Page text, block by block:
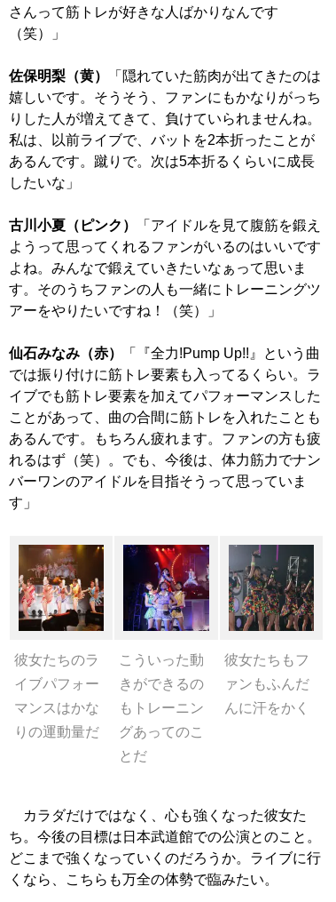
さんって筋トレが好きな人ばかりなんです
（笑）」
佐保明梨（黄）
「隠れていた筋肉が出てきたのは
嬉しいです。そうそう、ファンにもかなりがっち
りした人が増えてきて、負けていられませんね。
私は、以前ライブで、バットを2本折ったことが
あるんです。蹴りで。次は5本折るくらいに成長
したいな」
古川小夏（ピンク）
「アイドルを見て腹筋を鍛え
ようって思ってくれるファンがいるのはいいです
よね。みんなで鍛えていきたいなぁって思いま
す。そのうちファンの人も一緒にトレーニングツ
アーをやりたいですね！（笑）」
仙石みなみ（赤）
「『全力!Pump Up!!』という曲
では振り付けに筋トレ要素も入ってるくらい。ラ
イブでも筋トレ要素を加えてパフォーマンスした
ことがあって、曲の合間に筋トレを入れたことも
あるんです。もちろん疲れます。ファンの方も疲
れるはず（笑）。でも、今後は、体力筋力でナン
バーワンのアイドルを目指そうって思っていま
す」
彼女たちのラ
イブパフォー
マンスはかな
りの運動量だ
こういった動
きができるの
もトレーニン
グあってのこ
とだ
彼女たちもフ
ァンもふんだ
んに汗をかく
カラダだけではなく、心も強くなった彼女た
ち。今後の目標は日本武道館での公演とのこと。
どこまで強くなっていくのだろうか。ライブに行
くなら、こちらも万全の体勢で臨みたい。